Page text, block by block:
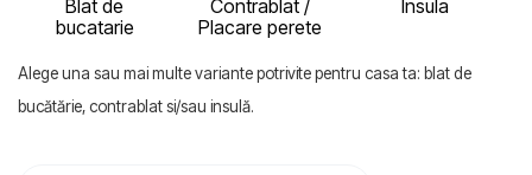
Blat de
bucatarie
Contrablat /
Placare perete
Insula
Alege una sau mai multe variante potrivite pentru casa ta: blat de
bucătărie, contrablat si/sau insulă.